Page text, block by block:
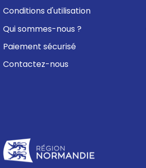
Conditions d'utilisation
Qui sommes-nous ?
Paiement sécurisé
Contactez-nous